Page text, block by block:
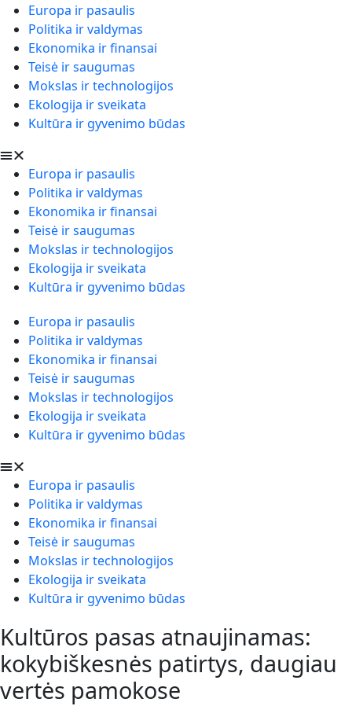
Europa ir pasaulis
Politika ir valdymas
Ekonomika ir finansai
Teisė ir saugumas
Mokslas ir technologijos
Ekologija ir sveikata
Kultūra ir gyvenimo būdas
Europa ir pasaulis
Politika ir valdymas
Ekonomika ir finansai
Teisė ir saugumas
Mokslas ir technologijos
Ekologija ir sveikata
Kultūra ir gyvenimo būdas
Europa ir pasaulis
Politika ir valdymas
Ekonomika ir finansai
Teisė ir saugumas
Mokslas ir technologijos
Ekologija ir sveikata
Kultūra ir gyvenimo būdas
Europa ir pasaulis
Politika ir valdymas
Ekonomika ir finansai
Teisė ir saugumas
Mokslas ir technologijos
Ekologija ir sveikata
Kultūra ir gyvenimo būdas
Kultūros pasas atnaujinamas:
kokybiškesnės patirtys, daugiau
vertės pamokose